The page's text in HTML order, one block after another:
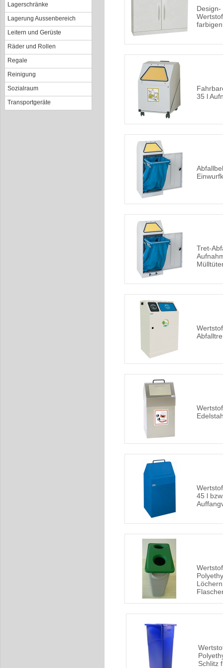
Lagerschränke
Lagerung Aussenbereich
Leitern und Gerüste
Räder und Rollen
Regale
Reinigung
Sozialraum
Transportgeräte
Design-
35 l
Tret-
45 l
Schlitz